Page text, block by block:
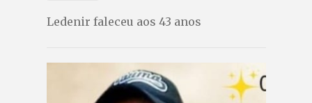
Ledenir faleceu aos 43 anos